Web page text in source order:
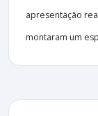
apresentação
montaram um